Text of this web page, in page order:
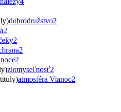
dobrodružstvo2
2
2
2
2
zlomyseľnosť2
atmosféra Vianoc2